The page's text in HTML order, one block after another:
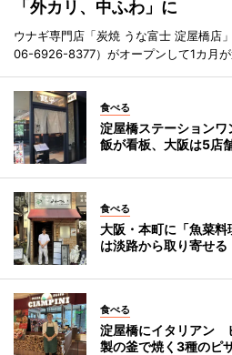
「外カリ、中ふわ」に
ウナギ専門店「炭焼 うな富士 淀屋橋店
06-6926-8377）がオープンして1カ月が
食べる
淀屋橋ステーション
飯が看板、大阪は5店
食べる
大阪・本町に「魚菜
は淡路から取り寄せる
食べる
淀屋橋にイタリアン
製の釜で焼く3種のピ